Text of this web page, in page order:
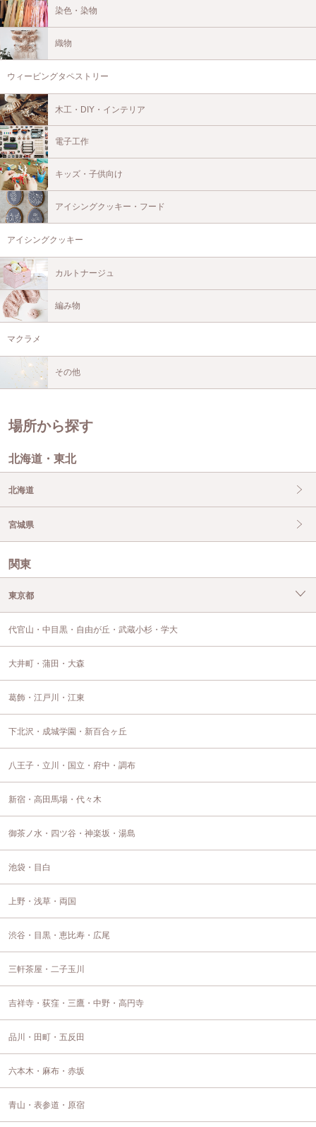
染色・染物
織物
ウィービングタペストリー
木工・DIY・インテリア
電子工作
キッズ・子供向け
アイシングクッキー・フード
アイシングクッキー
カルトナージュ
編み物
マクラメ
その他
場所から探す
北海道・東北
北海道
宮城県
関東
東京都
代官山・中目黒・自由が丘・武蔵小杉・学大
大井町・蒲田・大森
葛飾・江戸川・江東
下北沢・成城学園・新百合ヶ丘
八王子・立川・国立・府中・調布
新宿・高田馬場・代々木
御茶ノ水・四ツ谷・神楽坂・湯島
池袋・目白
上野・浅草・両国
渋谷・目黒・恵比寿・広尾
三軒茶屋・二子玉川
吉祥寺・荻窪・三鷹・中野・高円寺
品川・田町・五反田
六本木・麻布・赤坂
青山・表参道・原宿